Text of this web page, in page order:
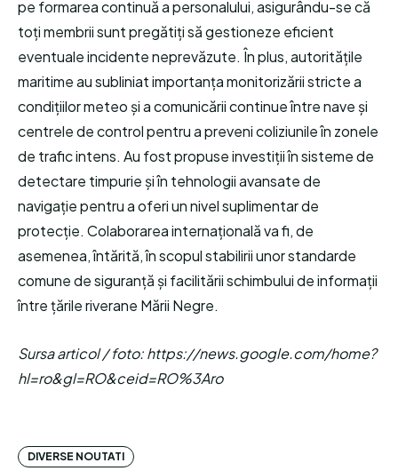
pe formarea continuă a personalului, asigurându-se că
toți membrii sunt pregătiți să gestioneze eficient
eventuale incidente neprevăzute. În plus, autoritățile
maritime au subliniat importanța monitorizării stricte a
condițiilor meteo și a comunicării continue între nave și
centrele de control pentru a preveni coliziunile în zonele
de trafic intens. Au fost propuse investiții în sisteme de
detectare timpurie și în tehnologii avansate de
navigație pentru a oferi un nivel suplimentar de
protecție. Colaborarea internațională va fi, de
asemenea, întărită, în scopul stabilirii unor standarde
comune de siguranță și facilitării schimbului de informații
între țările riverane Mării Negre.
Sursa articol / foto: https://news.google.com/home?
hl=ro&gl=RO&ceid=RO%3Aro
DIVERSE NOUTATI